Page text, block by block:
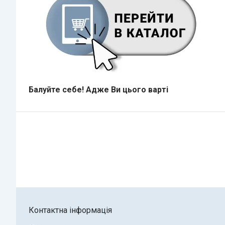
Балуйте себе! Адже Ви цього варті